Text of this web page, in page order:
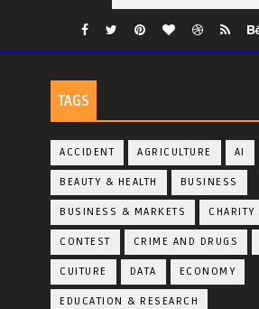
TAGS
ACCIDENT AGRICULTURE AI
BEAUTY & HEALTH BUSINESS
BUSINESS & MARKETS CHARITY
CONTEST CRIME AND DRUGS
CUITURE DATA ECONOMY
EDUCATION & RESEARCH